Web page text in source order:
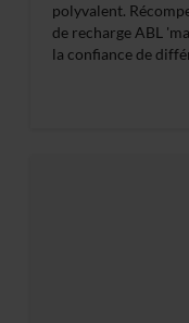
polyvalent.
de recharge ABL
la confiance de